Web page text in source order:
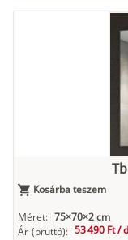
Grafit fa
Kőszürke
Antracit Matt
Kosárba teszem
Méret: 75×70×2 cm
Ár (bruttó): 53 490 Ft /